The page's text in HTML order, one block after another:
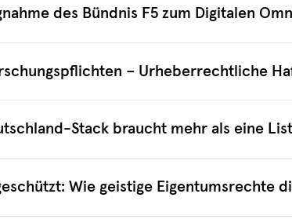
des Bündnis F5 zum Digitalen
– Urheberrechtliche
Stack braucht mehr als eine
Wie geistige Eigentumsrechte